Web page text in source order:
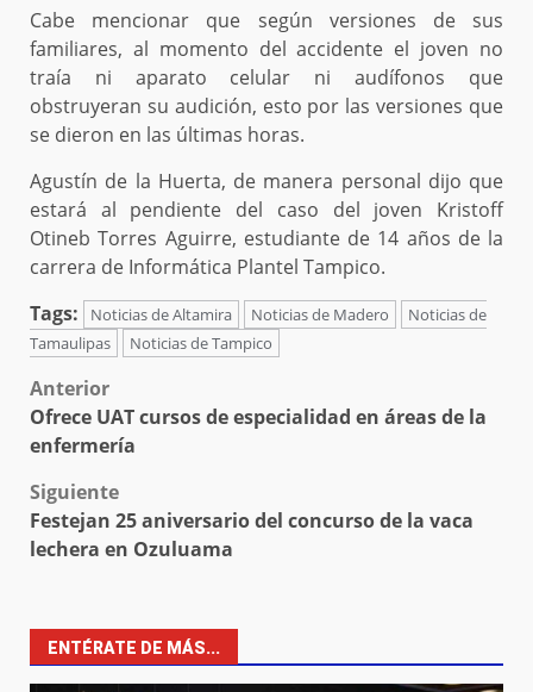
Cabe mencionar que según versiones de sus
familiares, al momento del accidente el joven no
traía ni aparato celular ni audífonos que
obstruyeran su audición, esto por las versiones que
se dieron en las últimas horas.
Agustín de la Huerta, de manera personal dijo que
estará al pendiente del caso del joven Kristoff
Otineb Torres Aguirre, estudiante de 14 años de la
carrera de Informática Plantel Tampico.
Tags:
Noticias de Altamira Noticias de Madero
Noticias de
Tamaulipas
Noticias de Tampico
Post
navigation
Anterior
Ofrece UAT cursos de especialidad en áreas de la
enfermería
Siguiente
Festejan 25 aniversario del concurso de la vaca
lechera en Ozuluama
ENTÉRATE DE MÁS...